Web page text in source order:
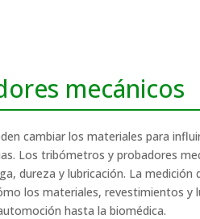
mecánicos
cambiar los materiales para
Los tribómetros y probadores
dureza y lubricación. La medición
los materiales, revestimientos
hasta la biomédica.